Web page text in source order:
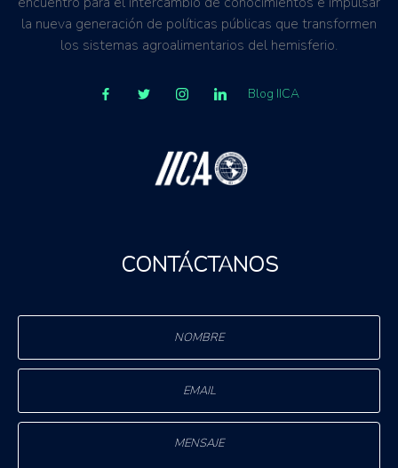
la nueva generación de políticas públicas que transformen
los sistemas agroalimentarios del hemisferio.
Blog IICA
CONTÁCTANOS